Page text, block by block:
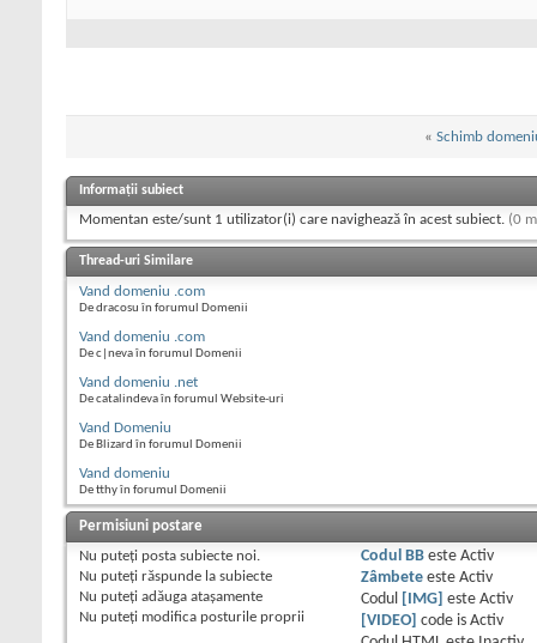
« Schimb
Informații subiect
Momentan este/sunt 1 utilizator(i) care navighează în acest subiect. (0
Thread-uri Similare
Vand domeniu .com
De dracosu în forumul Domenii
Vand domeniu .com
De c|neva în forumul Domenii
Vand domeniu .net
De catalindeva în forumul Website-uri
Vand Domeniu
De Blizard în forumul Domenii
Vand domeniu
De tthy în forumul Domenii
Permisiuni postare
Nu puteţi posta subiecte noi.
Nu puteţi răspunde la subiecte
Nu puteţi adăuga ataşamente
Nu puteţi modifica posturile proprii
Codul BBeste Activ
Zâmbeteeste Activ
Codul
[IMG] este Activ
[VIDEO]
code is Activ